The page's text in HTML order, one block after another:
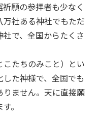
願の参拝者も少なく
社ある神社でもただ
で、全国からたくさ
たちのみこと）とい
た神様で、全国でも
りません。天に直接願
。